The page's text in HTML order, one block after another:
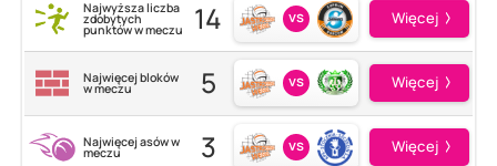
Najwyższa liczba
zdobytych
punktów w meczu 14 vs Więcej
Najwięcej bloków
w meczu 5 vs Więcej
Najwięcej asów w
meczu 3 vs Więcej